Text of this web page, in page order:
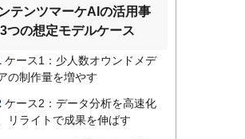
テンツマーケAIの活用事
つの想定モデルケース
ケース1：少人数オウンドメデ
の制作量を増やす
ケース2：データ分析を高速化
リライトで成果を伸ばす